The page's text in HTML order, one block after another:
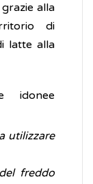
alla
di
latte alla
idonee
utilizzare
freddo